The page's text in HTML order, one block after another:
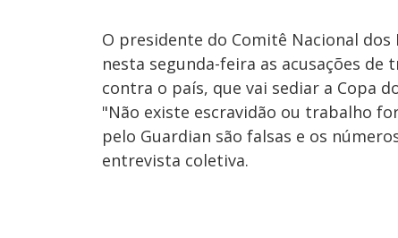
O presidente do Comitê Nacional
nesta segunda-feira as acusações
contra o país, que vai sediar a Copa
"Não existe escravidão ou trabalho
pelo Guardian são falsas e os
entrevista coletiva.